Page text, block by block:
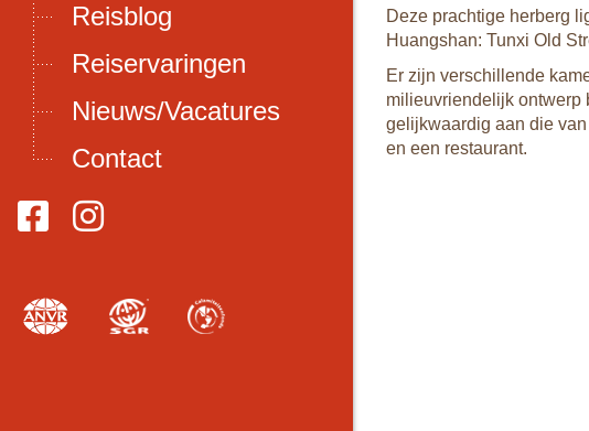
Reisblog
Reiservaringen
Nieuws/Vacatures
Contact
Deze prachtige herberg
Huangshan: Tunxi Old
Er zijn verschillende
milieuvriendelijk ontwerp
gelijkwaardig aan die
en een restaurant.